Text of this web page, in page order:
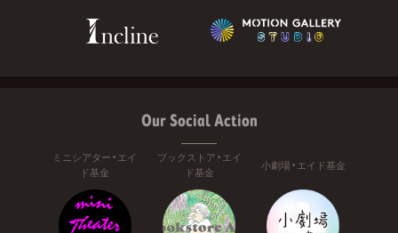
Our Social Action
ミニシアター・エイ
ド基金
ブックストア・エイ
ド基金
小劇場・エイド基金